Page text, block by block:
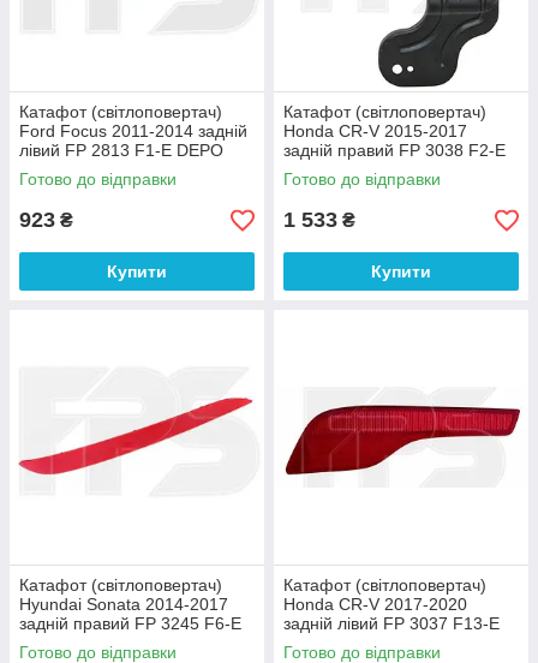
Катафот (світлоповертач)
Ford Focus 2011-2014 задній
лівий FP 2813 F1-E DEPO
Готово до відправки
923 ₴
Купити
Катафот (світлоповертач)
Honda CR-V 2015-2017
задній правий FP 3038 F2-E
DEPO
Готово до відправки
1 533 ₴
Купити
Катафот (світлоповертач)
Hyundai Sonata 2014-2017
задній правий FP 3245 F6-E
DEPO
Готово до відправки
Катафот (світлоповертач)
Honda CR-V 2017-2020
задній лівий FP 3037 F13-E
DEPO
Готово до відправки